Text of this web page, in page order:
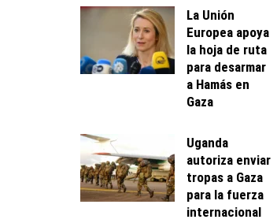
La Unión
Europea apoya
la hoja de ruta
para desarmar
a Hamás en
Gaza
Uganda
autoriza enviar
tropas a Gaza
para la fuerza
internacional